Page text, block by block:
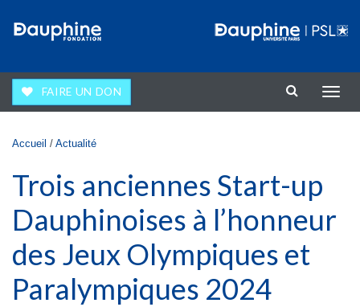
FAIRE UN DON
la
Vous êtes ici
Accueil / Actualité
Trois anciennes Start-up
Dauphinoises à l’honneur
des Jeux Olympiques et
Paralympiques 2024